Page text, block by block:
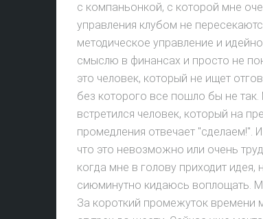
с компаньонкой, с которой мне
управления клубом не
методическое управление и
смыслю в финансах и просто не
это человек, который не ищет
без которого все пошло бы не
встретился человек, который на
промедления отвечает "сделаем!".
что это невозможно или очень
когда мне в голову приходит идея,
сиюминутно кидаюсь воплощать.
За короткий промежуток времени